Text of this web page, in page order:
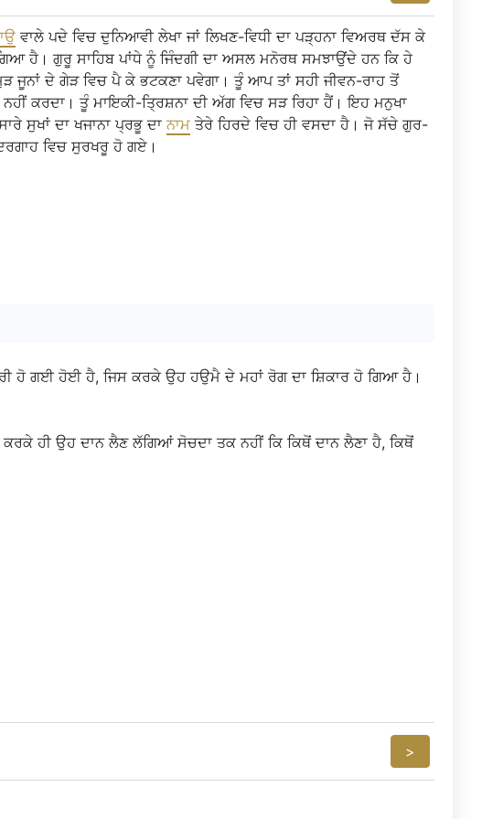
ਵਾਲੇ ਪਦੇ ਵਿਚ ਦੁਨਿਆਵੀ ਲੇਖਾ ਜਾਂ ਲਿਖਣ-ਵਿਧੀ ਦਾ ਪੜ੍ਹਨਾ ਵਿਅਰਥ ਦੱਸ ਕੇ
ਹੈ। ਗੁਰੂ ਸਾਹਿਬ ਪਾਂਧੇ ਨੂੰ ਜਿੰਦਗੀ ਦਾ ਅਸਲ ਮਨੋਰਥ ਸਮਝਾਉਂਦੇ ਹਨ ਕਿ ਹੇ
ਦੇ ਗੇੜ ਵਿਚ ਪੈ ਕੇ ਭਟਕਣਾ ਪਵੇਗਾ। ਤੂੰ ਆਪ ਤਾਂ ਸਹੀ ਜੀਵਨ-ਰਾਹ ਤੋਂ
ਕਰਦਾ। ਤੂੰ ਮਾਇਕੀ-ਤ੍ਰਿਸ਼ਨਾ ਦੀ ਅੱਗ ਵਿਚ ਸੜ ਰਿਹਾ ਹੈਂ। ਇਹ ਮਨੁਖਾ
ਸੁਖਾਂ ਦਾ ਖਜਾਨਾ ਪ੍ਰਭੂ ਦਾਨਾਮ ਤੇਰੇ ਹਿਰਦੇ ਵਿਚ ਹੀ ਵਸਦਾ ਹੈ। ਜੋ ਸੱਚੇ ਗੁਰ-
ਵਿਚ ਸੁਰਖਰੂ ਹੋ ਗਏ।
ਹੋ ਗਈ ਹੋਈ ਹੈ, ਜਿਸ ਕਰਕੇ ਉਹ ਹਉਮੈ ਦੇ ਮਹਾਂ ਰੋਗ ਦਾ ਸ਼ਿਕਾਰ ਹੋ ਗਿਆ ਹੈ।
ਹੀ ਉਹ ਦਾਨ ਲੈਣ ਲੱਗਿਆਂ ਸੋਚਦਾ ਤਕ ਨਹੀਂ ਕਿ ਕਿਥੋਂ ਦਾਨ ਲੈਣਾ ਹੈ, ਕਿਥੋਂ
>